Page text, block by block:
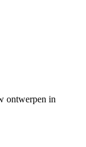
ontwerpen in